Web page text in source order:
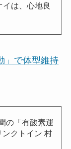
は、心地良
」で体型維持
の「有酸素運
クトイン 村